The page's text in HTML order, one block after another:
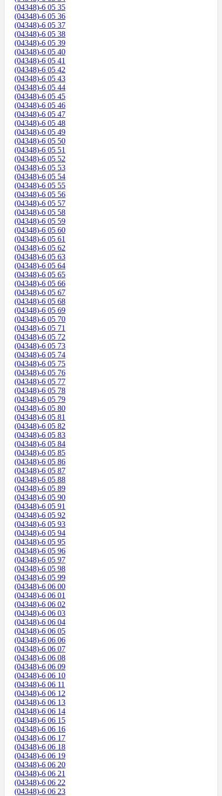
(04348)-6 05 35
(04348)-6 05 36
(04348)-6 05 37
(04348)-6 05 38
(04348)-6 05 39
(04348)-6 05 40
(04348)-6 05 41
(04348)-6 05 42
(04348)-6 05 43
(04348)-6 05 44
(04348)-6 05 45
(04348)-6 05 46
(04348)-6 05 47
(04348)-6 05 48
(04348)-6 05 49
(04348)-6 05 50
(04348)-6 05 51
(04348)-6 05 52
(04348)-6 05 53
(04348)-6 05 54
(04348)-6 05 55
(04348)-6 05 56
(04348)-6 05 57
(04348)-6 05 58
(04348)-6 05 59
(04348)-6 05 60
(04348)-6 05 61
(04348)-6 05 62
(04348)-6 05 63
(04348)-6 05 64
(04348)-6 05 65
(04348)-6 05 66
(04348)-6 05 67
(04348)-6 05 68
(04348)-6 05 69
(04348)-6 05 70
(04348)-6 05 71
(04348)-6 05 72
(04348)-6 05 73
(04348)-6 05 74
(04348)-6 05 75
(04348)-6 05 76
(04348)-6 05 77
(04348)-6 05 78
(04348)-6 05 79
(04348)-6 05 80
(04348)-6 05 81
(04348)-6 05 82
(04348)-6 05 83
(04348)-6 05 84
(04348)-6 05 85
(04348)-6 05 86
(04348)-6 05 87
(04348)-6 05 88
(04348)-6 05 89
(04348)-6 05 90
(04348)-6 05 91
(04348)-6 05 92
(04348)-6 05 93
(04348)-6 05 94
(04348)-6 05 95
(04348)-6 05 96
(04348)-6 05 97
(04348)-6 05 98
(04348)-6 05 99
(04348)-6 06 00
(04348)-6 06 01
(04348)-6 06 02
(04348)-6 06 03
(04348)-6 06 04
(04348)-6 06 05
(04348)-6 06 06
(04348)-6 06 07
(04348)-6 06 08
(04348)-6 06 09
(04348)-6 06 10
(04348)-6 06 11
(04348)-6 06 12
(04348)-6 06 13
(04348)-6 06 14
(04348)-6 06 15
(04348)-6 06 16
(04348)-6 06 17
(04348)-6 06 18
(04348)-6 06 19
(04348)-6 06 20
(04348)-6 06 21
(04348)-6 06 22
(04348)-6 06 23